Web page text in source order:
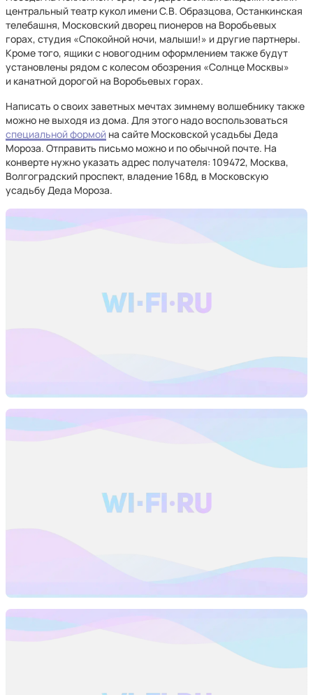
центральный театр кукол имени С.В. Образцова, Останкинская
телебашня, Московский дворец пионеров на Воробьевых
горах, студия «Спокойной ночи, малыши!» и другие партнеры.
Кроме того, ящики с новогодним оформлением также будут
установлены рядом с колесом обозрения «Солнце Москвы»
и канатной дорогой на Воробьевых горах.
Написать о своих заветных мечтах зимнему волшебнику также
можно не выходя из дома. Для этого надо воспользоваться
специальной формой на сайте Московской усадьбы Деда
Мороза. Отправить письмо можно и по обычной почте. На
конверте нужно указать адрес получателя: 109472, Москва,
Волгоградский проспект, владение 168д, в Московскую
усадьбу Деда Мороза.